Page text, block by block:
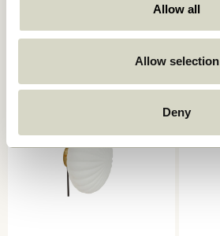
Allow all
Allow selection
Deny